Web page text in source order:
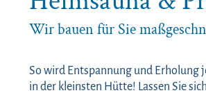
Wir bauen für Sie
So wird Entspannung und Erholung
in der kleinsten Hütte! Lassen Sie